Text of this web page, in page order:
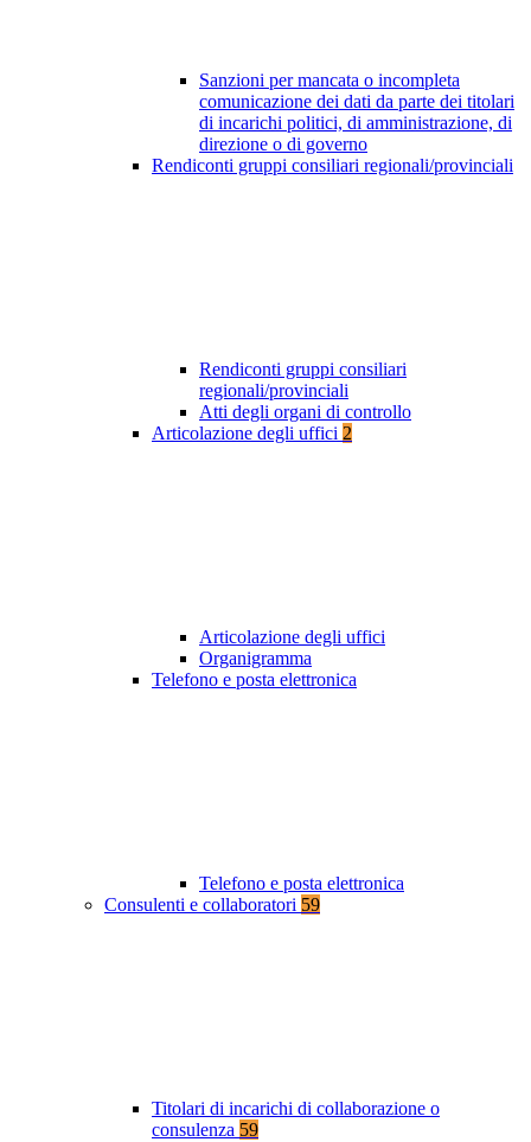
Sanzioni per mancata o incompleta
comunicazione dei dati da parte dei titolari
di incarichi politici, di amministrazione, di
direzione o di governo
Rendiconti gruppi consiliari regionali/provinciali
Rendiconti gruppi consiliari
regionali/provinciali
Atti degli organi di controllo
Articolazione degli uffici 2
Articolazione degli uffici
Organigramma
Telefono e posta elettronica
Telefono e posta elettronica
Consulenti e collaboratori 59
Titolari di incarichi di collaborazione o
consulenza 59